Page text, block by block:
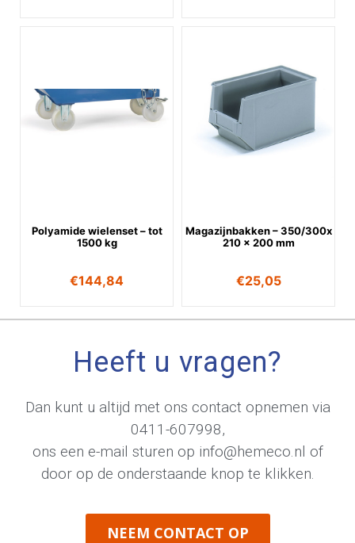
Polyamide wielenset – tot
1500 kg
€144,84
Magazijnbakken – 350/300x
210 x 200 mm
€25,05
Heeft u vragen?
Dan kunt u altijd met ons contact opnemen via
0411-607998,
ons een e-mail sturen op info@hemeco.nl of
door op de onderstaande knop te klikken.
NEEM CONTACT OP